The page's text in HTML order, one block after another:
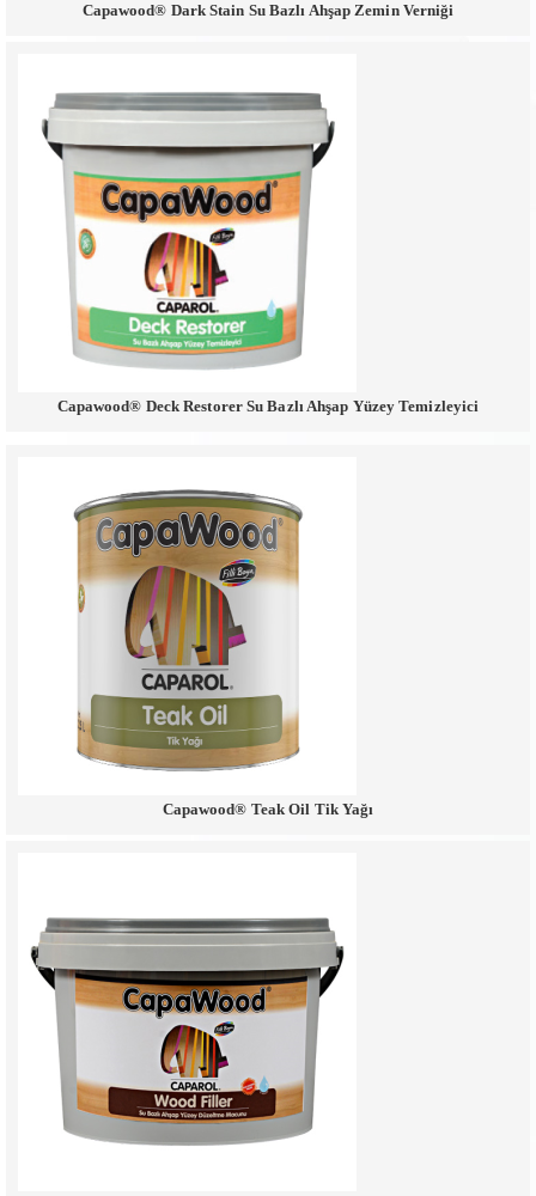
Capawood® Dark Stain Su Bazlı Ahşap Zemin Verniği
Capawood® Deck Restorer Su Bazlı Ahşap Yüzey Temizleyici
Capawood® Teak Oil Tik Yağı